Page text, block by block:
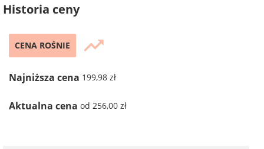
Historia ceny
CENA ROŚNIE trending_up
Najniższa cena 199,98 zł
Aktualna cena od 256,00 zł